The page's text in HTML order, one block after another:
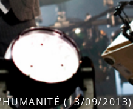
(13/09/2013)